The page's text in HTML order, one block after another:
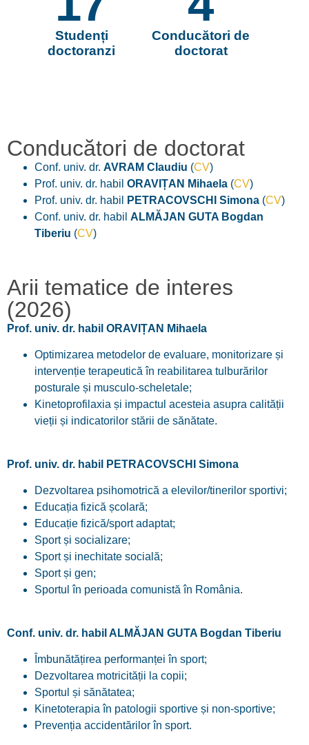
Studenți
doctoranzi
Conducători de
doctorat
Conducători de doctorat
Conf. univ. dr. AVRAM Claudiu (CV)
Prof. univ. dr. habil ORAVIȚAN Mihaela (CV)
Prof. univ. dr. habil
PETRACOVSCHI Simona (CV)
Conf. univ. dr. habil ALMĂJAN GUTA Bogdan
Tiberiu (CV)
Arii tematice de interes
(2026)
Prof. univ. dr. habil ORAVIȚAN Mihaela
Optimizarea metodelor de evaluare, monitorizare și
intervenție terapeutică în reabilitarea tulburărilor
posturale și musculo-scheletale;
Kinetoprofilaxia și impactul acesteia asupra calității
vieții și indicatorilor stării de sănătate.
Prof. univ. dr. habil PETRACOVSCHI Simona
Dezvoltarea psihomotrică a elevilor/tinerilor sportivi;
Educația fizică școlară;
Educație fizică/sport adaptat;
Sport și socializare;
Sport și inechitate socială;
Sport și gen;
Sportul în perioada comunistă în România.
Conf. univ. dr. habil ALMĂJAN GUTA Bogdan Tiberiu
Îmbunătățirea performanței în sport;
Dezvoltarea motricității la copii;
Sportul și sănătatea;
Kinetoterapia în patologii sportive și non-sportive;
Prevenția accidentărilor în sport.